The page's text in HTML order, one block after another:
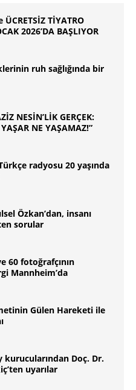
ÜCRETSİZ TİYATRO
2026’DA BAŞLIYOR
ruh sağlığında bir
NESİN’LİK GERÇEK:
NE YAŞAMAZ!”
radyosu 20 yaşında
Özkan’dan, insanı
sorular
60 fotoğrafçının
Mannheim’da
Gülen Hareketi ile
Doç. Dr.
uyarılar